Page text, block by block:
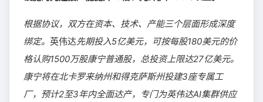
根据协议，双方在资本、技术、产能三个层面形成深度
绑定。 英伟达先期投入5亿美元，可按每股180美元的价
格认购1500万股康宁普通股，总投资上限达27亿美元。
康宁将在北卡罗来纳州和得克萨斯州投建3座专属工
厂，预计2至3年内全面达产，专门为英伟达AI集群供应